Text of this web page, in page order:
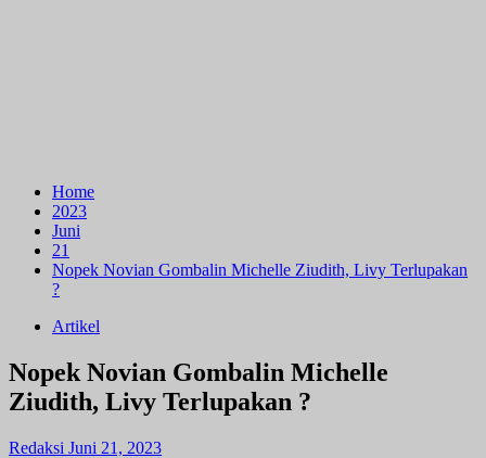
Home
2023
Juni
21
Nopek Novian Gombalin Michelle Ziudith, Livy Terlupakan
?
Artikel
Nopek Novian Gombalin Michelle
Ziudith, Livy Terlupakan ?
Redaksi Juni 21, 2023